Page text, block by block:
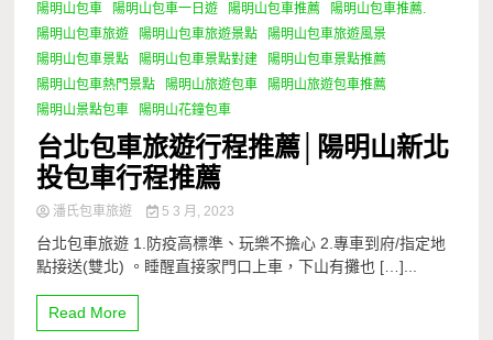
陽明山包車
陽明山包車一日遊 陽明山包車推薦
陽明山包車推薦.
陽明山包車旅遊
陽明山包車旅遊景點
陽明山包車旅遊風景
陽明山包車景點
陽明山包車景點對建
陽明山包車景點推薦
陽明山包車熱門景點
陽明山旅遊包車
陽明山旅遊包車推薦
陽明山景點包車
陽明山花鐘包車
台北包車旅遊行程推薦│陽明山新北
投包車行程推薦
潘氏包車旅遊 5 3 月, 2023
台北包車旅遊 1.防疫高標準、玩樂不擔心 2.專車到府/指定地
點接送(雙北) 。睡醒直接家門口上車，下山有攤也 […]...
Read More